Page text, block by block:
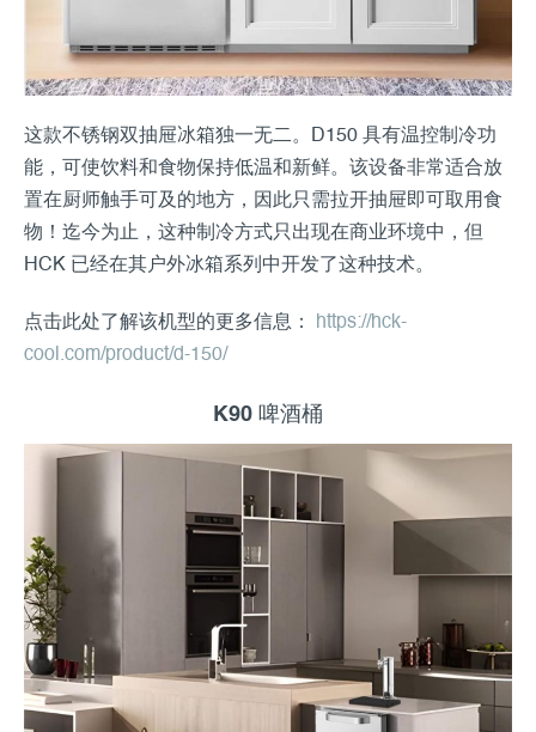
这款不锈钢双抽屉冰箱独一无二。D150 具有温控制冷功
能，可使饮料和食物保持低温和新鲜。该设备非常适合放
置在厨师触手可及的地方，因此只需拉开抽屉即可取用食
物！迄今为止，这种制冷方式只出现在商业环境中，但
HCK 已经在其户外冰箱系列中开发了这种技术。
点击此处了解该机型的更多信息：
https://hck-
cool.com/product/d-150/
K90 啤酒桶